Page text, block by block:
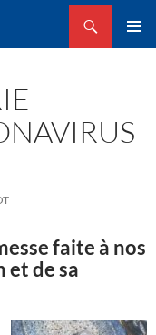
faite à nos
et de sa